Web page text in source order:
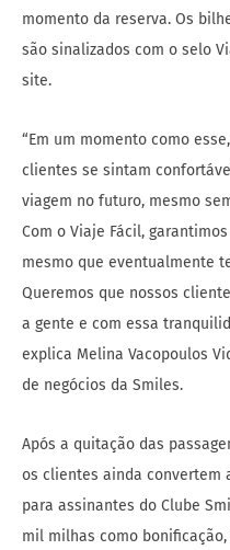
momento da reserva. Os
são sinalizados com o selo
site.
“Em um momento como
clientes se sintam
viagem no futuro, mesmo
Com o Viaje Fácil,
mesmo que eventualmente
Queremos que nossos
a gente e com essa
explica Melina Vacopoulos
de negócios da Smiles.
Após a quitação das
os clientes ainda convertem
para assinantes do Clube
mil milhas como